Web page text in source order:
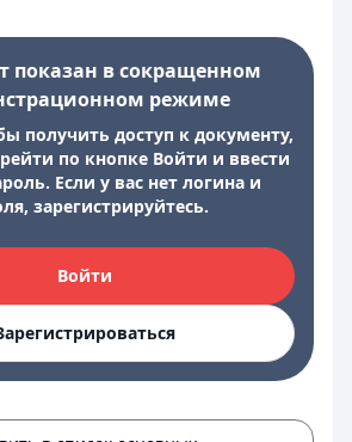
показан в сокращенном
режиме
получить доступ к документу,
по кнопке Войти и ввести
Если у вас нет логина и
зарегистрируйтесь.
Войти